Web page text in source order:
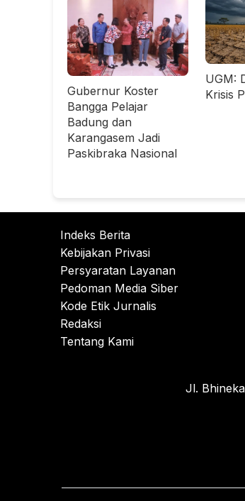
Gubernur Koster
Bangga Pelajar
Badung dan
Karangasem Jadi
Paskibraka Nasional
UGM:
Krisis
Indeks Berita
Kebijakan Privasi
Persyaratan Layanan
Pedoman Media Siber
Kode Etik Jurnalis
Redaksi
Tentang Kami
Jl.